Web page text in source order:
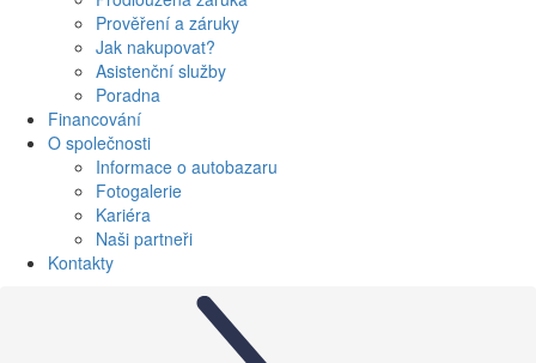
Prověření a záruky
Jak nakupovat?
Asistenční služby
Poradna
Financování
O společnosti
Informace o autobazaru
Fotogalerie
Kariéra
Naši partneři
Kontakty